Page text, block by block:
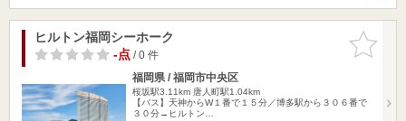
お気に入
りに追加
ヒルトン福岡シーホーク
-点/ 0 件
福岡県 / 福岡市中央区
桜坂駅3.11km 唐人町駅1.04km
【バス】天神からW１番で１５分／博多駅から３０６番で
３０分→ヒルトン…